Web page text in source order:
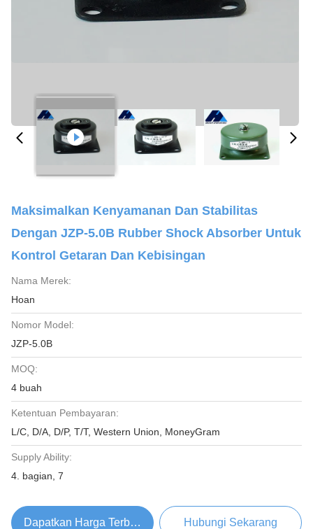
Maksimalkan Kenyamanan Dan Stabilitas
Dengan JZP-5.0B Rubber Shock Absorber Untuk
Kontrol Getaran Dan Kebisingan
Nama Merek:
Hoan
Nomor Model:
JZP-5.0B
MOQ:
4 buah
Ketentuan Pembayaran:
L/C, D/A, D/P, T/T, Western Union, MoneyGram
Supply Ability:
4. bagian, 7
Dapatkan Harga Terbaik Hubungi Sekarang